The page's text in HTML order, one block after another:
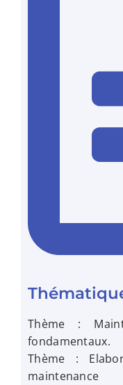
Thème :
fondamentaux.
Thème :
maintenance